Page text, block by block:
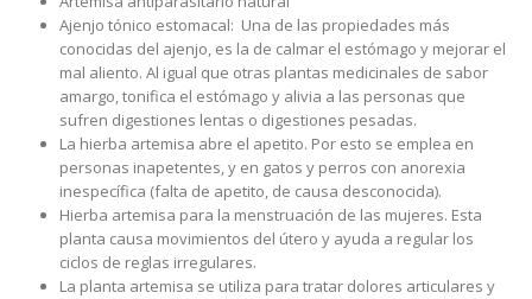
Ajenjo tónico estomacal: Una de las propiedades más
conocidas del ajenjo, es la de calmar el estómago y mejorar el
mal aliento. Al igual que otras plantas medicinales de sabor
amargo, tonifica el estómago y alivia a las personas que
sufren digestiones lentas o digestiones pesadas.
La hierba artemisa abre el apetito. Por esto se emplea en
personas inapetentes, y en gatos y perros con anorexia
inespecífica (falta de apetito, de causa desconocida).
Hierba artemisa para la menstruación de las mujeres. Esta
planta causa movimientos del útero y ayuda a regular los
ciclos de reglas irregulares.
La planta artemisa se utiliza para tratar dolores articulares y